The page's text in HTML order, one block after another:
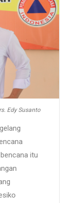
Edy Susanto
itu